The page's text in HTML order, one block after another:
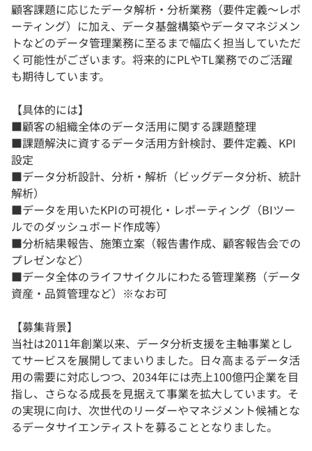
顧客課題に応じたデータ解析・分析業務（要件定義～レポ
ーティング）に加え、データ基盤構築やデータマネジメン
トなどのデータ管理業務に至るまで幅広く担当していただ
く可能性がございます。将来的にPLやTL業務でのご活躍
も期待しています。
【具体的には】
■顧客の組織全体のデータ活用に関する課題整理
■課題解決に資するデータ活用方針検討、要件定義、KPI
設定
■データ分析設計、分析・解析（ビッグデータ分析、統計
解析）
■データを用いたKPIの可視化・レポーティング（BIツー
ルでのダッシュボード作成等）
■分析結果報告、施策立案（報告書作成、顧客報告会での
プレゼンなど）
■データ全体のライフサイクルにわたる管理業務（データ
資産・品質管理など）※なお可
【募集背景】
当社は2011年創業以来、データ分析支援を主軸事業とし
てサービスを展開してまいりました。日々高まるデータ活
用の需要に対応しつつ、2034年には売上100億円企業を目
指し、さらなる成長を見据えて事業を拡大しています。そ
の実現に向け、次世代のリーダーやマネジメント候補とな
るデータサイエンティストを募ることとなりました。